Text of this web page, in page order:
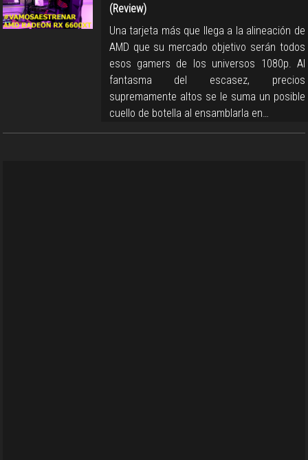
(Review)
Una tarjeta más que llega a la alineación de
AMD que su mercado objetivo serán todos
esos gamers de los universos 1080p. Al
fantasma del escasez, precios
supremamente altos se le suma un posible
cuello de botella al ensamblarla en…